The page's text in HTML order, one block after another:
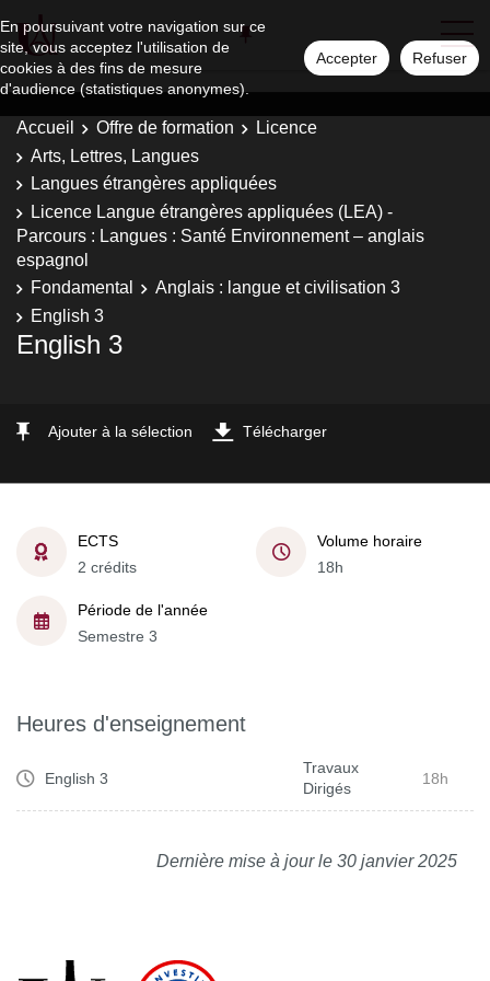
En poursuivant votre navigation sur ce
site, vous acceptez l'utilisation de
cookies à des fins de mesure
d'audience (statistiques anonymes).
Accepter Refuser
Accueil Offre de formation
Licence
Arts, Lettres, Langues
Langues étrangères appliquées
Licence Langue étrangères appliquées (LEA) -
Parcours : Langues : Santé Environnement – anglais
espagnol
Fondamental
Anglais : langue et civilisation 3
English 3
English 3
Ajouter à la sélection Télécharger
ECTS
2 crédits
Volume horaire
18h
Période de l'année
Semestre 3
Heures d'enseignement
English 3
Travaux
Dirigés
18h
Dernière mise à jour le 30 janvier 2025